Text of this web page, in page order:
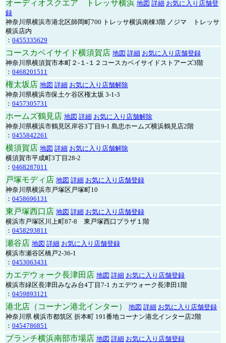
オーディオスクエア トレッサ横浜 地図 詳細 お気に入り店舗登
録
神奈川県横浜市港北区師岡町700 トレッサ横浜南棟3階 ノジマ トレッサ
横浜店内
： 0455335629
コースカベイサイド横須賀店 地図 詳細 お気に入り店舗登録
神奈川県横須賀市本町２-１-１２コースカベイサイドストアーズ3階
： 0468201511
権太坂店 地図 詳細 お気に入り店舗解除
神奈川県横浜市保土ケ谷区権太坂 3-1-3
： 0457305731
ホームズ鶴見店 地図 詳細 お気に入り店舗解除
神奈川県横浜市鶴見区岸谷3丁目9-1 島忠ホームズ横浜鶴見店2階
： 0455842261
横須賀店 地図 詳細 お気に入り店舗解除
横須賀市平成町3丁目28-2
： 0468287011
戸塚モディ店 地図 詳細 お気に入り店舗登録
神奈川県横浜市戸塚区戸塚町10
： 0458696131
東戸塚西口店 地図 詳細 お気に入り店舗登録
横浜市戸塚区川上町87-8 東戸塚西口プラザ１階
： 0458293811
瀬谷店 地図 詳細 お気に入り店舗登録
横浜市瀬谷区橋戸2-36-1
： 0453063431
カエデウォーク長津田店 地図 詳細 お気に入り店舗登録
横浜市緑区長津田みなみ台4丁目7-1 カエデウォーク長津田1階
： 0459893121
港北店（コーナン港北インター） 地図 詳細 お気に入り店舗登録
神奈川県 横浜市都筑区 折本町 191番地コーナン港北インター店2階
： 0454786851
ブランチ横浜南部市場店 地図 詳細 お気に入り店舗登録